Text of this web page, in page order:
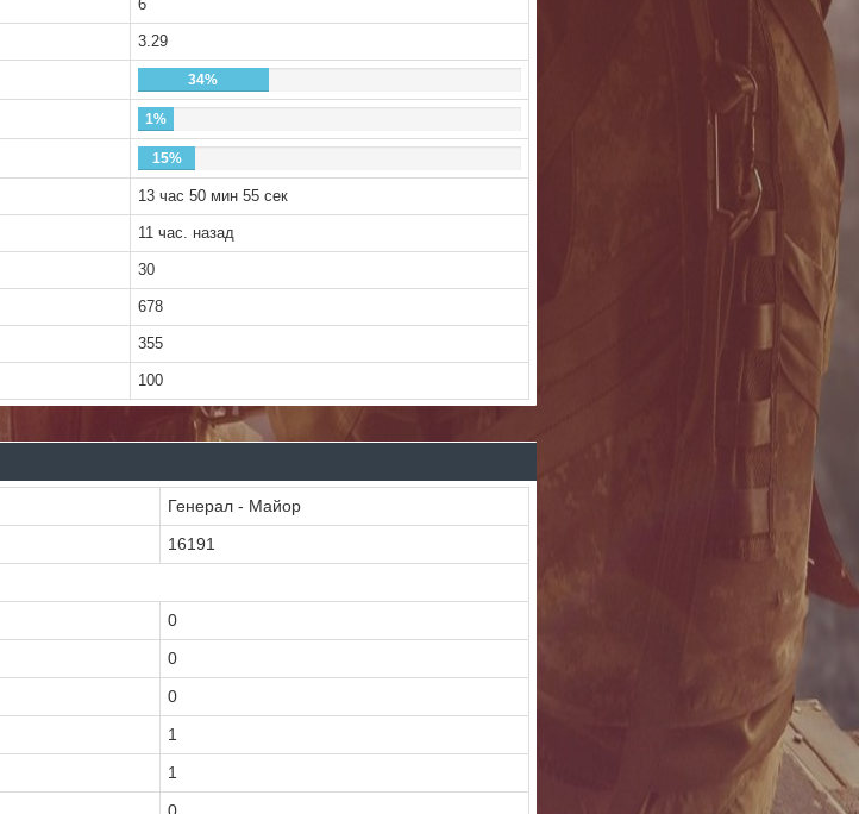
6
3.29
34%
1%
15%
13 час 50 мин 55 сек
11 час. назад
30
678
355
100
Генерал - Майор
16191
0
0
0
1
1